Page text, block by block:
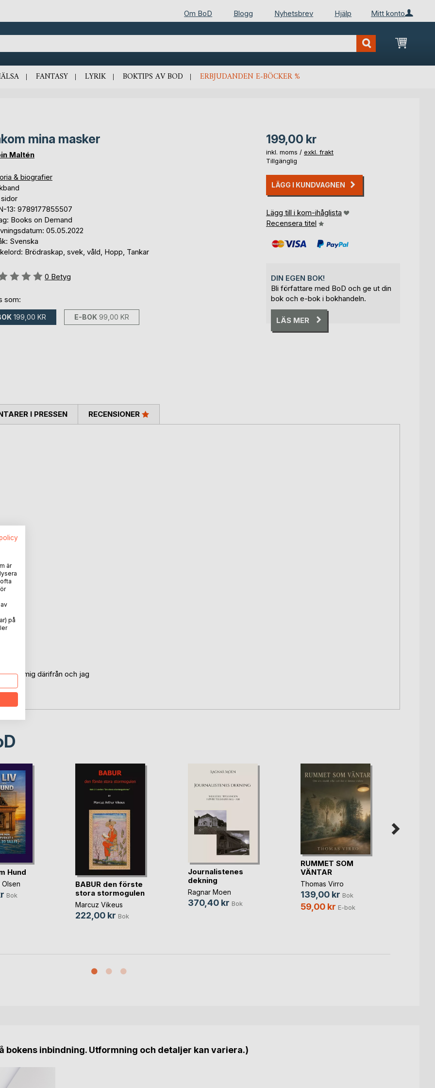
Mitt konto
Om BoD Blogg Nyhetsbrev Hjälp
Min
FANTASY LYRIK BOKTIPS AV BOD ERBJUDANDEN E-BÖCKER %
mina masker
Maltén
& biografier
13: 9789177855507
Books on Demand
05.05.2022
Svenska
Brödraskap, svek, våld, Hopp, Tankar
0 Betyg
som:
199,00 KR E-BOK 99,00 KR
199,00 kr
inkl. moms / exkl. frakt
Tillgänglig
LÄGG I KUNDVAGNEN
Lägg till i kom-ihåglista
Recensera titel
DIN EGEN BOK!
Bli författare med BoD och ge ut din
bok och e-bok i bokhandeln.
LÄS MER
mig därifrån och jag
I PRESSEN RECENSIONER
Hund
Bok
BABUR den förste
stora stormogulen
Marcuz Vikeus
222,00 kr Bok
Journalistenes
dekning
Ragnar Moen
370,40 kr Bok
RUMMET SOM
VÄNTAR
Thomas Virro
139,00 kr Bok
59,00 kr E-bok
bokens inbindning. Utformning och detaljer kan variera.)
är
på